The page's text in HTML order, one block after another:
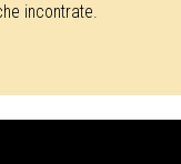
incontrate.